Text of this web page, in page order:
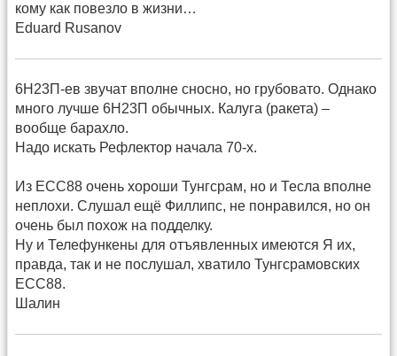
кому как повезло в жизни…
Eduard Rusanov
6Н23П-ев звучат вполне сносно, но грубовато. Однако
много лучше 6Н23П обычных. Калуга (ракета) –
вообще барахло.
Надо искать Рефлектор начала 70-х.
Из ЕСС88 очень хороши Тунгсрам, но и Тесла вполне
неплохи. Слушал ещё Филлипс, не понравился, но он
очень был похож на подделку.
Ну и Телефункены для отъявленных имеются Я их,
правда, так и не послушал, хватило Тунгсрамовских
ЕСС88.
Шалин